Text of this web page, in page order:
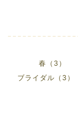
春（3）
ブライダル（3）